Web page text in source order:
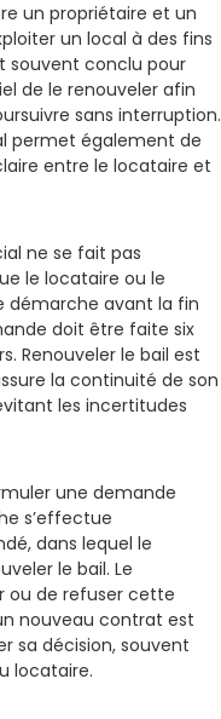
un propriétaire et un
un local à des fins
souvent conclu pour
de le renouveler afin
sans interruption.
permet également de
entre le locataire et
ne se fait pas
le locataire ou le
démarche avant la fin
doit être faite six
Renouveler le bail est
la continuité de son
les incertitudes
une demande
s’effectue
dans lequel le
le bail. Le
ou de refuser cette
nouveau contrat est
sa décision, souvent
locataire.